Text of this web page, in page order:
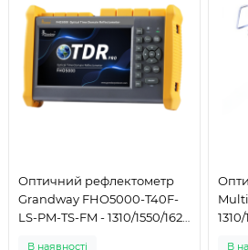
Оптичний рефлектометр
Grandway FHO5000-T40F-
LS-PM-TS-FM - 1310/1550/1625
В наявності В